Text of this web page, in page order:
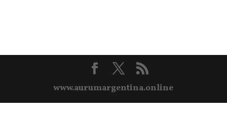
www.aurumargentina.online